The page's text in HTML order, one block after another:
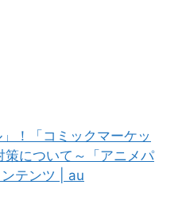
！「コミックマーケッ
策について～「アニメパ
テンツ | au